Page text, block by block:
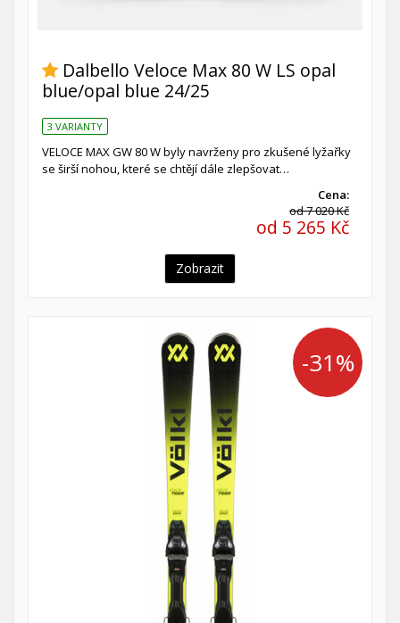
Dalbello Veloce Max 80 W LS opal
blue/opal blue 24/25
3 VARIANTY
VELOCE MAX GW 80 W byly navrženy pro zkušené lyžařky
se širší nohou, které se chtějí dále zlepšovat…
Cena:
od 7 020 Kč
od 5 265 Kč
Zobrazit
-31%